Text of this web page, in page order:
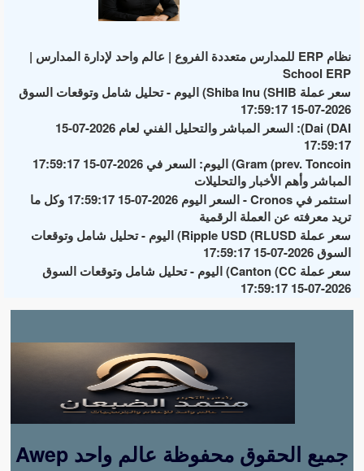
نظام ERP للمدارس متعددة الفروع | عالم واحد لإدارة المدارس |
School ERP
سعر عملة Shiba Inu (SHIB) اليوم - تحليل شامل وتوقعات السوق
2026-07-15 17:59:17
Dai (DAI): السعر المباشر والتحليل الفني لعام 2026-07-15
17:59:17
Gram (prev. Toncoin) اليوم: السعر في 2026-07-15 17:59:17
المباشر وأهم الأخبار والتحليلات
استثمر في Cronos - السعر اليوم 2026-07-15 17:59:17 وكل ما
تريد معرفته عن العملة الرقمية
سعر عملة Ripple USD (RLUSD) اليوم - تحليل شامل وتوقعات
السوق 2026-07-15 17:59:17
سعر عملة Canton (CC) اليوم - تحليل شامل وتوقعات السوق
2026-07-15 17:59:17
Awep جميع الحقوق محفوظة عالم واحد